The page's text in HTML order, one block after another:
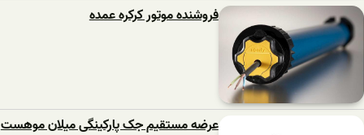
فروشنده موتور کرکره عمده
عرضه مستقیم جک پارکینگی میلان موهست